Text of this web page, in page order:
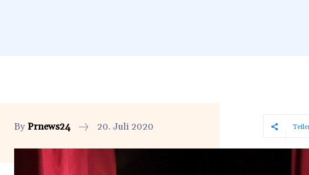
By Prnews24 20. Juli 2020